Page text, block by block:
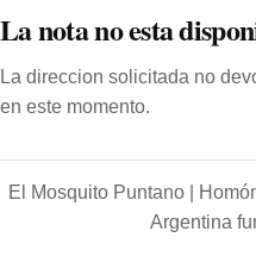
La nota no esta
La direccion solicitada no
en este momento.
El Mosquito Puntano |
Argentina